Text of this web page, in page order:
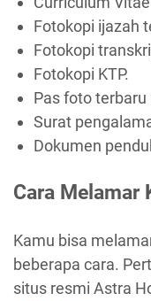
Fotokopi ijazah
Fotokopi
Fotokopi KTP.
Pas foto terbaru
Surat
Dokumen
Cara Melamar
Kamu bisa
beberapa cara.
situs resmi Astra